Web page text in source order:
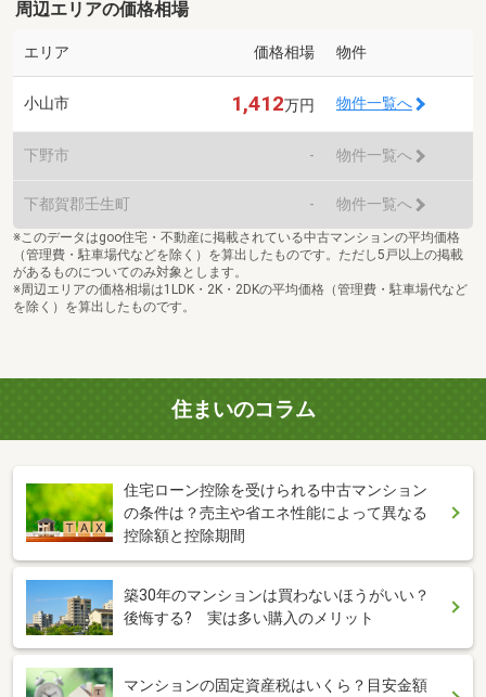
周辺エリアの価格相場
エリア 価格相場 物件
小山市 1,412万円 物件一覧へ
下野市 - 物件一覧へ
下都賀郡壬生町 - 物件一覧へ
※このデータはgoo住宅・不動産に掲載されている中古マンションの平均価格
（管理費・駐車場代などを除く）を算出したものです。ただし5戸以上の掲載
があるものについてのみ対象とします。
※周辺エリアの価格相場は1LDK・2K・2DKの平均価格（管理費・駐車場代など
を除く）を算出したものです。
住まいのコラム
住宅ローン控除を受けられる中古マンション
の条件は？売主や省エネ性能によって異なる
控除額と控除期間
築30年のマンションは買わないほうがいい？
後悔する? 実は多い購入のメリット
マンションの固定資産税はいくら？目安金額